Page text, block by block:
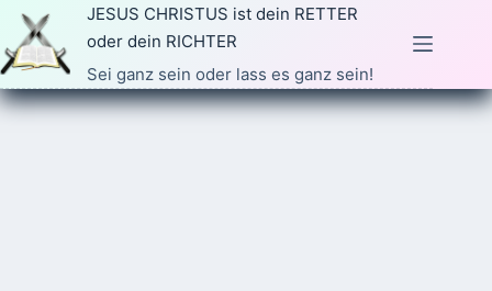
Zum
Inhalt
springen
JESUS CHRISTUS ist dein RETTER
oder dein RICHTER
Sei ganz sein oder lass es ganz sein!